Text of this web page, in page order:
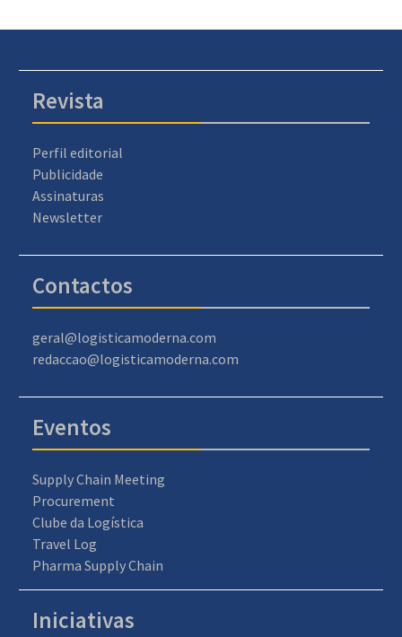
Revista
Perfil editorial
Publicidade
Assinaturas
Newsletter
Contactos
geral@logisticamoderna.com
redaccao@logisticamoderna.com
Eventos
Supply Chain Meeting
Procurement
Clube da Logística
Travel Log
Pharma Supply Chain
Iniciativas